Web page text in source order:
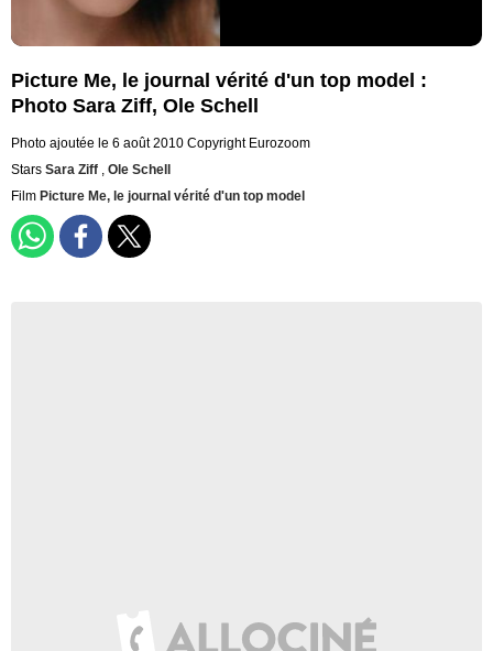
Picture Me, le journal vérité d'un top model :
Photo Sara Ziff, Ole Schell
Photo ajoutée le 6 août 2010 Copyright Eurozoom
Stars Sara Ziff , Ole Schell
Film Picture Me, le journal vérité d'un top model